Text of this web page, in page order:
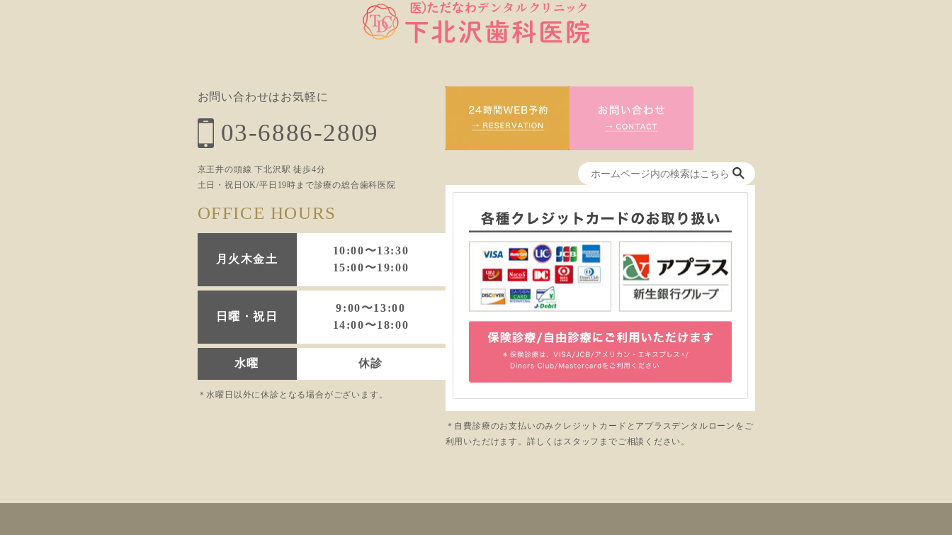
お問い合わせはお気軽に
03-6886-2809
京王井の頭線 下北沢駅 徒歩4分
土日・祝日OK/平日19時まで診療の総合歯科医院
OFFICE HOURS
月火木金土
10:00〜13:30
15:00〜19:00
日曜・祝日
9:00〜13:00
14:00〜18:00
水曜 休診
＊水曜日以外に休診となる場合がございます。
＊自費診療のお支払いのみクレジットカードとアプラスデンタルローンをご
利用いただけます。詳しくはスタッフまでご相談ください。